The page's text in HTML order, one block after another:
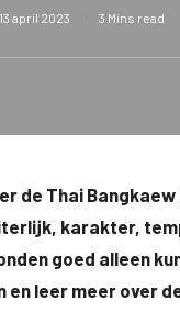
13 april 2023 3 Mins read
de Thai
karakter,
goed alleen
en leer meer over